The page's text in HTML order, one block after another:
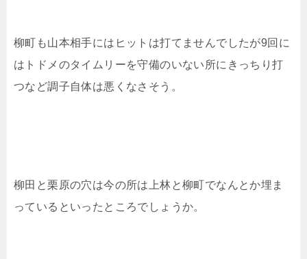
柳町も山本相手にはヒットは打てませんでしたが9回に
はトドメのタイムリーを守備のいない所にきっちり打
つなど調子自体は悪くなさそう。
柳田と栗原の穴は今の所は上林と柳町でなんとか埋ま
っているといったところでしょうか。